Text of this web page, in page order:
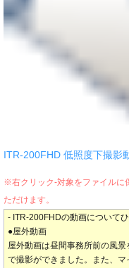
ITR-200FHD 低照度下撮影
※右クリック-対象をファイルに
ただけます。
- ITR-200FHDの動画について
●屋外動画
屋外動画は昼間事務所前の風
で撮影ができました。また、